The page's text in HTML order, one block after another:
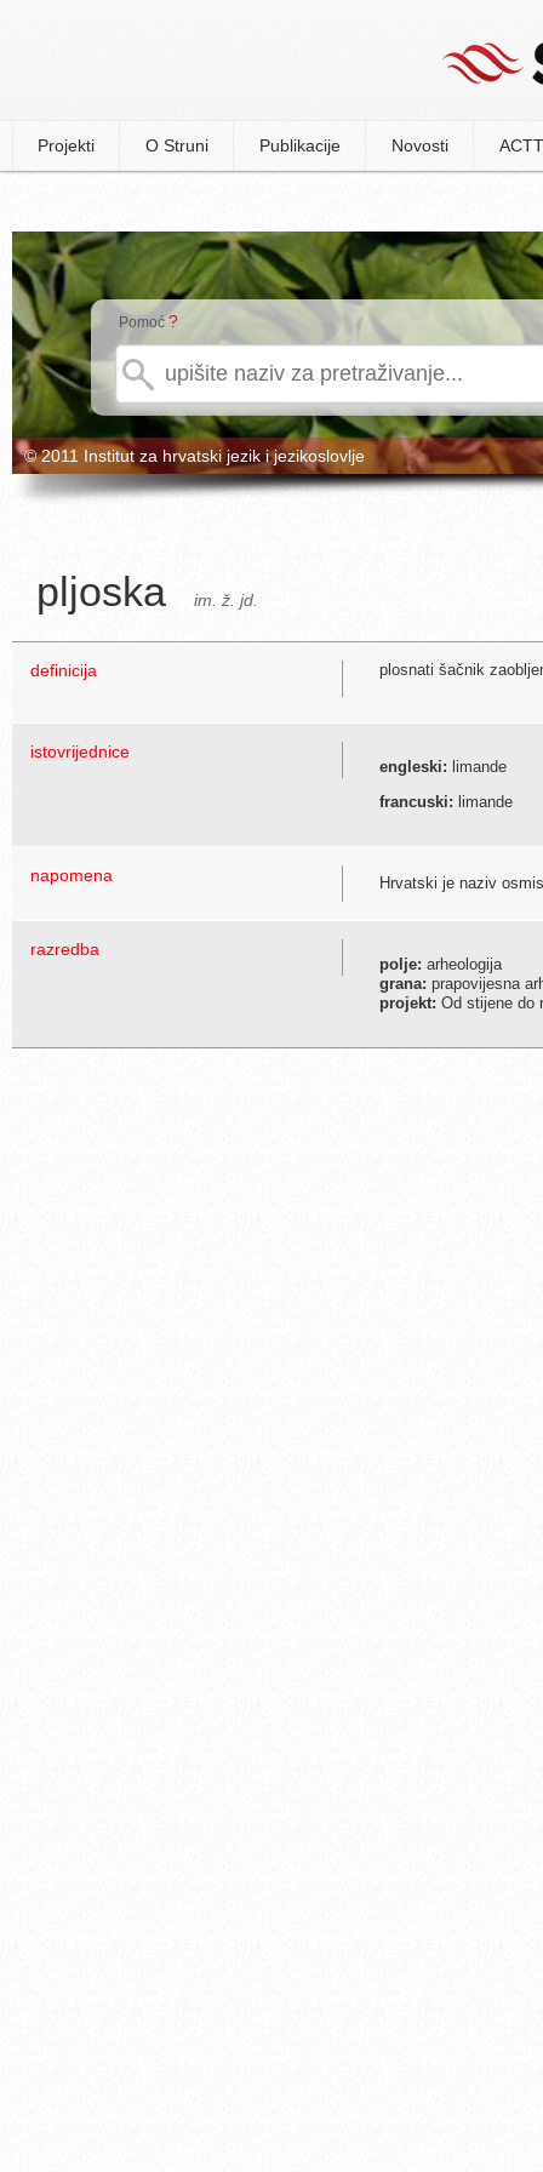
Projekti O Struni Publikacije Novosti
Pomoć ?
© 2011 Institut za hrvatski jezik i jezikoslovlje
pljoska im. ž. jd.
definicija plosnati šačnik
istovrijednice
engleski: limande
francuski: limande
napomena Hrvatski je naziv
razredba
polje: arheologija
grana: prapovijesna
projekt: Od stijene do